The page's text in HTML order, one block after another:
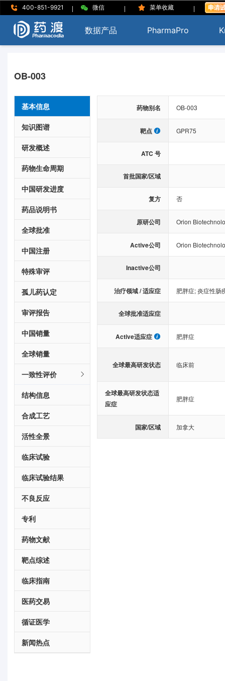
400-851-9921 | 微信 | 菜单收藏 |
数据产品 PharmaPro
OB-003
基本信息
知识图谱
研发概述
药物生命周期
中国研发进度
药品说明书
全球批准
中国注册
特殊审评
孤儿药认定
审评报告
中国销量
全球销量
一致性评价
结构信息
合成工艺
活性全景
临床试验
临床试验结果
不良反应
专利
药物文献
靶点综述
临床指南
医药交易
循证医学
新闻热点
药物别名 OB-003
靶点 GPR75
ATC 号
首批国家/区域
复方 否
原研公司 Orion
Active公司 Orion
Inactive公司
治疗领域 / 适应症 肥胖症;炎症性肠
全球批准适应症
Active适应症 肥胖症
全球最高研发状态 临床前
全球最高研发状态适
应症
肥胖症
国家/区域 加拿大